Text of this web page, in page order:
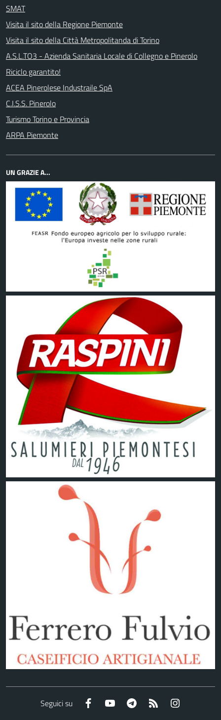
SMAT
Visita il sito della Regione Piemonte
Visita il sito della Città Metropolitanda di Torino
A.S.L.TO3 - Azienda Sanitaria Locale di Collegno e Pinerolo
Riciclo garantito!
ACEA Pinerolese Industraile SpA
C.I.S.S. Pinerolo
Turismo Torino e Provincia
ARPA Piemonte
UN GRAZIE A...
Seguici su Facebook YouTube Telegram RSS